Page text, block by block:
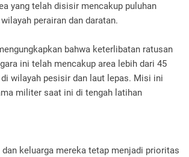
yang telah disisir mencakup puluhan
perairan dan daratan.
bahwa keterlibatan ratusan
ini telah mencakup area lebih dari 45
wilayah pesisir dan laut lepas. Misi ini
militer saat ini di tengah latihan
keluarga mereka tetap menjadi prioritas